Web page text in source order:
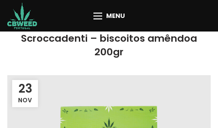
MENU
Scroccadenti – biscoitos amêndoa
200gr
23
NOV